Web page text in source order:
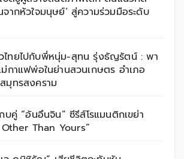
ากหัวใจมนุษย์’ สู่ความร่วมมือระดับ
ทยไปกับพี่หนุ่ม-สุทน รุ่งธัญรัตน์ : พา
กาแฟพ่อในย่านสวนเกษตร อำเภอ
มุทรสงคราม
บคู่ “อันอึนจิน” ซีรีส์โรแมนติกเขย่า
Than Yours”